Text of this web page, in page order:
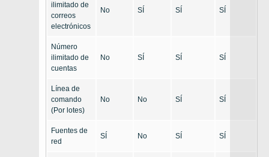
ilimitado de
correos
electrónicos
No SÍ SÍ SÍ
Número
ilimitado de
cuentas
No SÍ SÍ SÍ
Línea de
comando
(Por lotes)
No No SÍ SÍ
Fuentes de
red
SÍ No SÍ SÍ